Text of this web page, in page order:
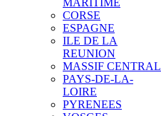
MARITIME
CORSE
ESPAGNE
ILE DE LA
REUNION
MASSIF CENTRAL
PAYS-DE-LA-
LOIRE
PYRENEES